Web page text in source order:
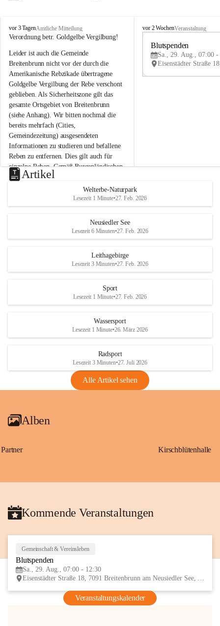
B
r
i
t
e
n
b
r
u
n
n
a
m
N
e
u
s
d
S
vor 3 TagenAmtliche Mitteilung
Verordnung betr. Goldgelbe Vergilbung!
Leider ist auch die Gemeinde
Breitenbrunn nicht vor der durch die
Amerikanische Rebzikade übertragene
Goldgelbe Vergilbung der Rebe verschont
geblieben. Als Sicherheitszone gilt das
gesamte Ortsgebiet von Breitenbrunn
(siehe Anhang). Wir bitten nochmal die
bereits mehrfach (Cities,
Gemeindezeitung) ausgesendeten
Informationen zu studieren und befallene
Reben zu entfernen. Dies gilt auch für
einzelne Reben. Gemäß Burgenländischen
Weinbaugesetz sind nicht gepflegte oder
unzulässige Weingärten zu roden! Bitte
helfen wir zusammen um unsere Winzer
vor den prognostizierten Ernteausfällen
und den daraus folgenden wirtschaftlichen
Maßnahmen zur Bekämpfung
Rebe und der Amerikanischen
Anhang VBl. EU Nr. 18
1 Seite•1,4 MB
VBl. EU Nr. 18_2026
B
e
u
e
d
r
S
vor 2 WochenVeranstaltung
Blutspenden
Sa., 29. Aug., 07:00 -
Artikel
Welterbe-Naturpark
Lesezeit 1 Minute•27. Feb. 2026
Neusiedler See
Lesezeit 6 Minuten•27. Feb. 2026
Leithagebirge
Lesezeit 3 Minuten•27. Feb. 2026
Sport
Lesezeit 1 Minute•27. Feb. 2026
Wassersport
Lesezeit 1 Minute•26. März 2026
Radsport
Lesezeit 3 Minuten•27. Juli 2026
Alle Artikel sehen
Alben
Partner Kirschblütenhalle
Kommende Veranstaltungen
Gemeinschaft & Vereinsleben
Blutspenden
Sa., 29. Aug., 07:00 - 12:30
Eisenstädter Straße 18, 7091 Breitenbrunn am Neusiedler See, AUT
Veranstaltungskalender